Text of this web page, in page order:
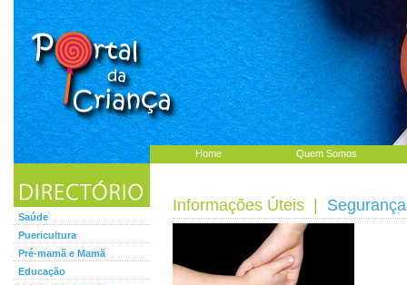
Home Quem Somos
Saúde
Puericultura
Pré-mamã e Mamã
Educação
Informações Úteis